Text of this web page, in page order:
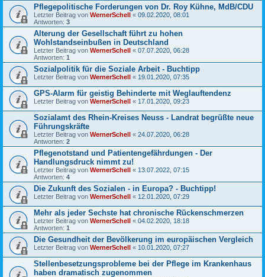
Pflegepolitische Forderungen von Dr. Roy Kühne, MdB/CDU
Letzter Beitrag von WernerSchell « 09.02.2020, 08:01
Antworten: 3
Alterung der Gesellschaft führt zu hohen
Wohlstandseinbußen in Deutschland
Letzter Beitrag von WernerSchell « 07.07.2020, 06:28
Antworten: 1
Sozialpolitik für die Soziale Arbeit - Buchtipp
Letzter Beitrag von WernerSchell « 19.01.2020, 07:35
GPS-Alarm für geistig Behinderte mit Weglauftendenz
Letzter Beitrag von WernerSchell « 17.01.2020, 09:23
Sozialamt des Rhein-Kreises Neuss - Landrat begrüßte neue
Führungskräfte
Letzter Beitrag von WernerSchell « 24.07.2020, 06:28
Antworten: 2
Pflegenotstand und Patientengefährdungen - Der
Handlungsdruck nimmt zu!
Letzter Beitrag von WernerSchell « 13.07.2022, 07:15
Antworten: 4
Die Zukunft des Sozialen - in Europa? - Buchtipp!
Letzter Beitrag von WernerSchell « 12.01.2020, 07:29
Mehr als jeder Sechste hat chronische Rückenschmerzen
Letzter Beitrag von WernerSchell « 04.02.2020, 18:18
Antworten: 1
Die Gesundheit der Bevölkerung im europäischen Vergleich
Letzter Beitrag von WernerSchell « 10.01.2020, 07:27
Stellenbesetzungsprobleme bei der Pflege im Krankenhaus
haben dramatisch zugenommen